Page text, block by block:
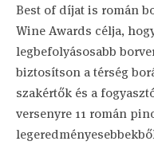
Best of díjat is román
Wine Awards célja,
legbefolyásosabb
biztosítson a térség
szakértők és a
versenyre 11 román